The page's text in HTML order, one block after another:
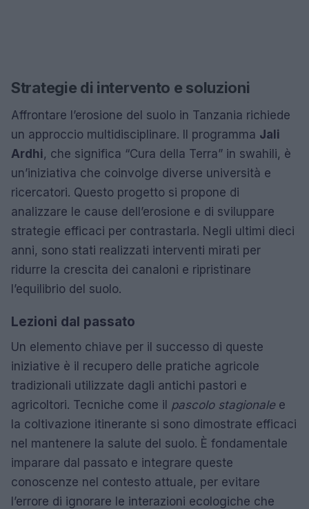
Strategie di intervento e soluzioni
Affrontare l’erosione del suolo in Tanzania richiede
un approccio multidisciplinare. Il programma Jali
Ardhi, che significa “Cura della Terra” in swahili, è
un’iniziativa che coinvolge diverse università e
ricercatori. Questo progetto si propone di
analizzare le cause dell’erosione e di sviluppare
strategie efficaci per contrastarla. Negli ultimi dieci
anni, sono stati realizzati interventi mirati per
ridurre la crescita dei canaloni e ripristinare
l’equilibrio del suolo.
Lezioni dal passato
Un elemento chiave per il successo di queste
iniziative è il recupero delle pratiche agricole
tradizionali utilizzate dagli antichi pastori e
agricoltori. Tecniche come il pascolo stagionalee
la coltivazione itinerante si sono dimostrate efficaci
nel mantenere la salute del suolo. È fondamentale
imparare dal passato e integrare queste
conoscenze nel contesto attuale, per evitare
l’errore di ignorare le interazioni ecologiche che